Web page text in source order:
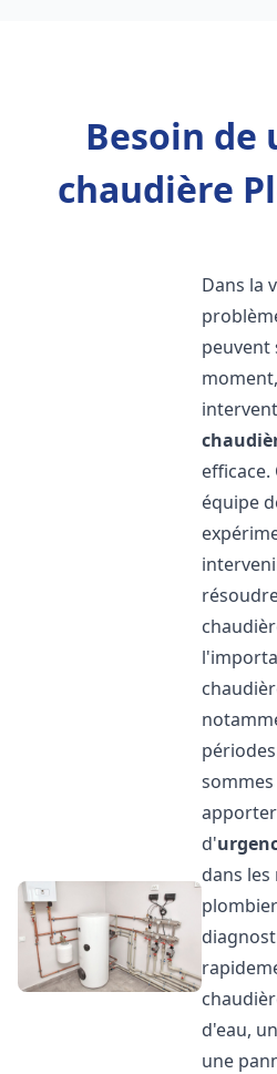
Besoin de
chaudière
Dans la
peuvent
équipe
d'
dans les
d'eau,
une